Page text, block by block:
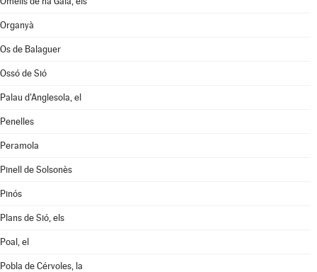
Organyà
Os de Balaguer
Ossó de Sió
Palau d'Anglesola, el
Penelles
Peramola
Pinell de Solsonès
Pinós
Plans de Sió, els
Poal, el
Pobla de Cérvoles, la